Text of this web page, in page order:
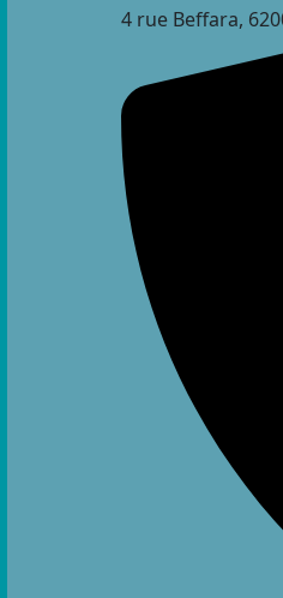
4 rue Beffara,